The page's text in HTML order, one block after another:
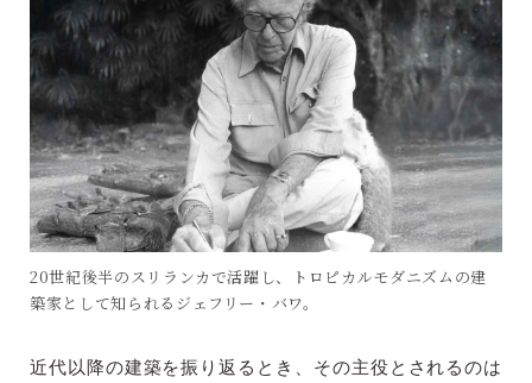
20世紀後半のスリランカで活躍し、トロピカルモダニズムの建
築家として知られるジェフリー・バワ。
近代以降の建築を振り返るとき、その主役とされるのは